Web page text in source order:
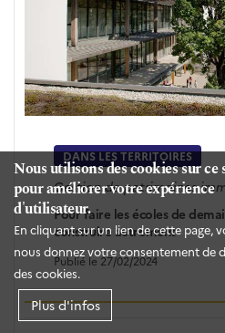
Nous utilisons des cookies sur ce
pour améliorer votre expérience
d'utilisateur.
En cliquant sur un lien de cette page,
nous donnez votre consentement de
des cookies.
Plus d'infos
DANS LES TERRITOIRES
Gestion de patrimoines
Pour faire les écoles de
construire autrement
Publié le 27/02/2024